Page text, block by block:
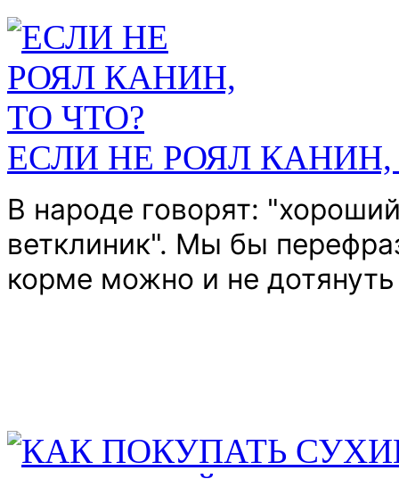
ЕСЛИ НЕ РОЯЛ КАНИН,
В народе говорят:
ветклиник". Мы бы
корме можно и не